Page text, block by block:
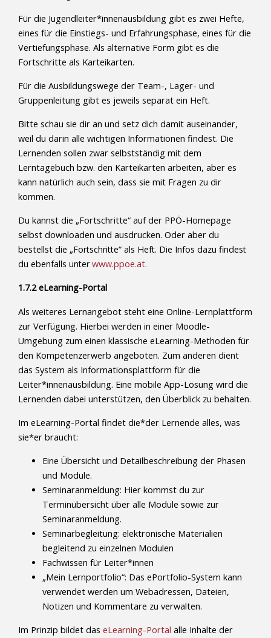
Für die Jugendleiter*innenausbildung gibt es zwei Hefte,
eines für die Einstiegs- und Erfahrungsphase, eines für die
Vertiefungsphase. Als alternative Form gibt es die
Fortschritte als Karteikarten.
Für die Ausbildungswege der Team-, Lager- und
Gruppenleitung gibt es jeweils separat ein Heft.
Bitte schau sie dir an und setz dich damit auseinander,
weil du darin alle wichtigen Informationen findest. Die
Lernenden sollen zwar selbstständig mit dem
Lerntagebuch bzw. den Karteikarten arbeiten, aber es
kann natürlich auch sein, dass sie mit Fragen zu dir
kommen.
Du kannst die „Fortschritte“ auf der PPÖ-Homepage
selbst downloaden und ausdrucken. Oder aber du
bestellst die „Fortschritte“ als Heft. Die Infos dazu findest
du ebenfalls unterwww.ppoe.at.
1.7.2 eLearning-Portal
Als weiteres Lernangebot steht eine Online-Lernplattform
zur Verfügung. Hierbei werden in einer Moodle-
Umgebung zum einen klassische eLearning-Methoden für
den Kompetenzerwerb angeboten. Zum anderen dient
das System als Informationsplattform für die
Leiter*innenausbildung. Eine mobile App-Lösung wird die
Lernenden dabei unterstützen, den Überblick zu behalten.
Im eLearning-Portal findet die*der Lernende alles, was
sie*er braucht:
Eine Übersicht und Detailbeschreibung der Phasen
und Module.
Seminaranmeldung: Hier kommst du zur
Terminübersicht über alle Module sowie zur
Seminaranmeldung.
Seminarbegleitung: elektronische Materialien
begleitend zu einzelnen Modulen
Fachwissen für Leiter*innen
„Mein Lernportfolio“: Das ePortfolio-System kann
verwendet werden um Webadressen, Dateien,
Notizen und Kommentare zu verwalten.
Im Prinzip bildet das eLearning-Portal alle Inhalte der